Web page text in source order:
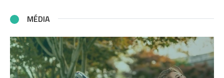
MÉDIA